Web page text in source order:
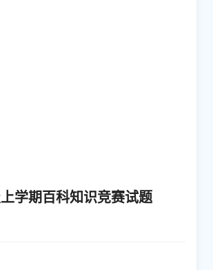
学期百科知识竞赛试题